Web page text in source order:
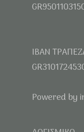
IBAN
Powered by